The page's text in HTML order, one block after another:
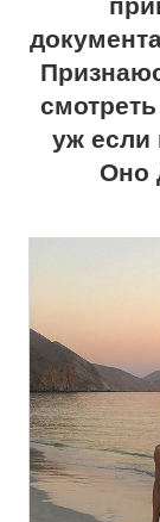
уж если
Оно